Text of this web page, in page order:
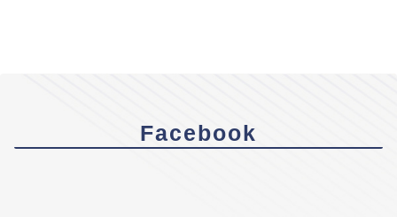
Facebook